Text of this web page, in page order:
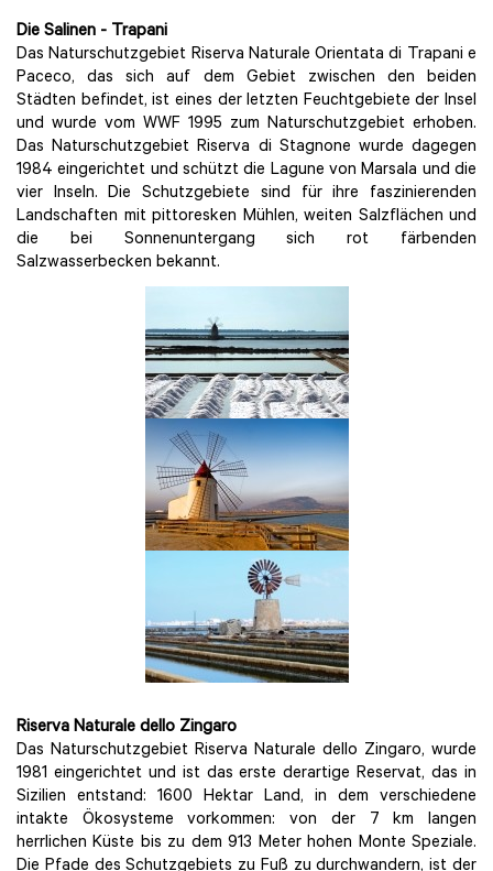
Die Salinen - Trapani
Das Naturschutzgebiet Riserva Naturale Orientata di Trapani e
Paceco, das sich auf dem Gebiet zwischen den beiden
Städten befindet, ist eines der letzten Feuchtgebiete der Insel
und wurde vom WWF 1995 zum Naturschutzgebiet erhoben.
Das Naturschutzgebiet Riserva di Stagnone wurde dagegen
1984 eingerichtet und schützt die Lagune von Marsala und die
vier Inseln. Die Schutzgebiete sind für ihre faszinierenden
Landschaften mit pittoresken Mühlen, weiten Salzflächen und
die bei Sonnenuntergang sich rot färbenden
Salzwasserbecken bekannt.
Riserva Naturale dello Zingaro
Das Naturschutzgebiet Riserva Naturale dello Zingaro, wurde
1981 eingerichtet und ist das erste derartige Reservat, das in
Sizilien entstand: 1600 Hektar Land, in dem verschiedene
intakte Ökosysteme vorkommen: von der 7 km langen
herrlichen Küste bis zu dem 913 Meter hohen Monte Speziale.
Die Pfade des Schutzgebiets zu Fuß zu durchwandern, ist der